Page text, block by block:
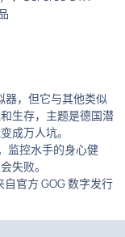
器，但它与其他类似
生存，主题是德国潜
成万人坑。
监控水手的身心健
失败。
官方 GOG 数字发行